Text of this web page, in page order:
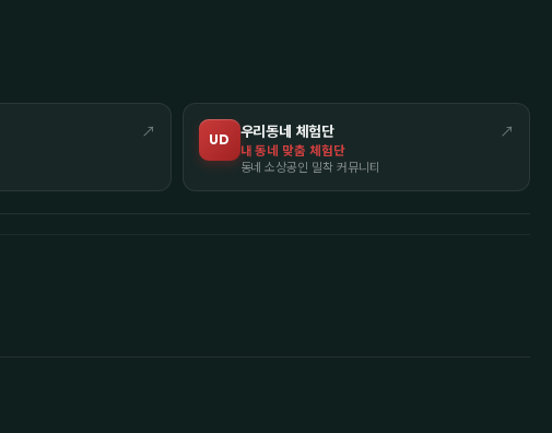
↗ UD 우리동네 체험단 ↗
내 동네 맞춤 체험단
동네 소상공인 밀착 커뮤니티